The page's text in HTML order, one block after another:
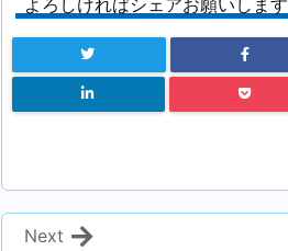
よろしければシェアお願いします
Next